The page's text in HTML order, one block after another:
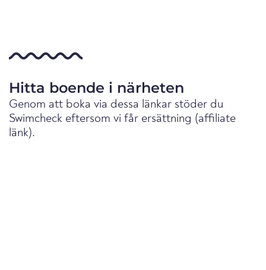
Hitta boende i närheten
Genom att boka via dessa länkar stöder du
Swimcheck eftersom vi får ersättning (affiliate
länk).